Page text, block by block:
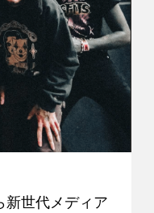
新世代メディア